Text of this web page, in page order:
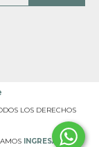
LOS DERECHOS
INGRESÁ ACÁ.